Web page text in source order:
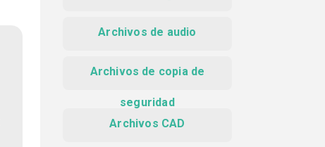
Archivos de audio
Archivos de copia de
seguridad
Archivos CAD